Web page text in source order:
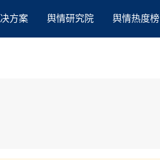
方案 舆情研究院 舆情热度榜